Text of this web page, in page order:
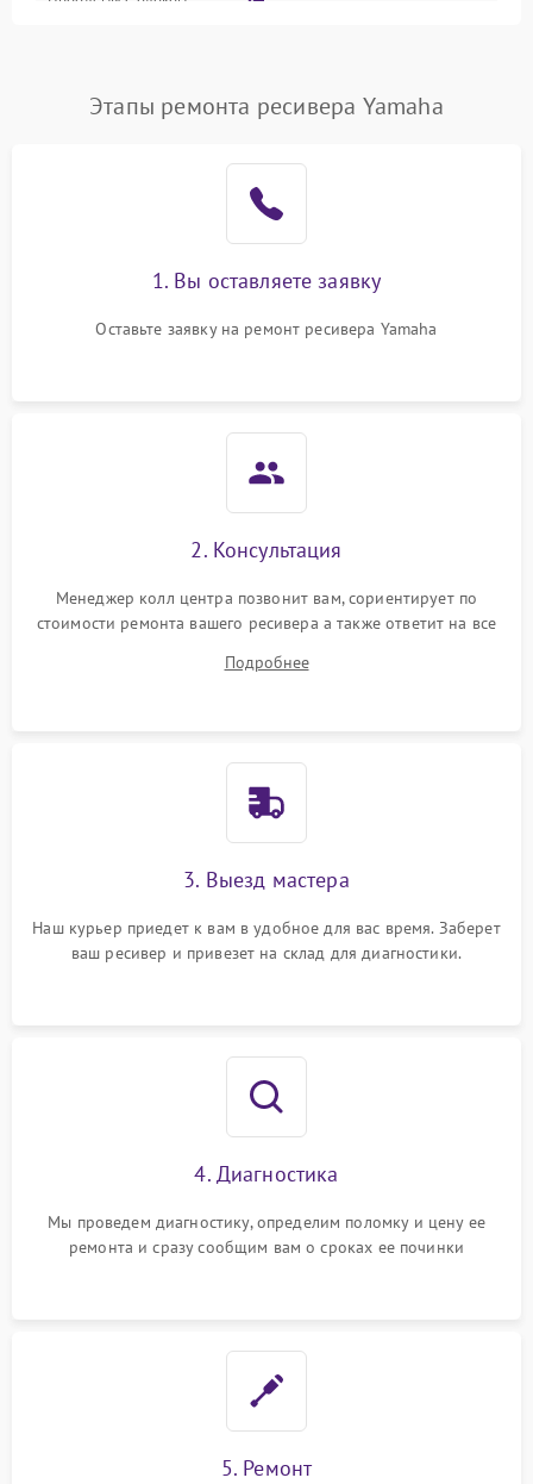
Этапы ремонта ресивера Yamaha
1. Вы оставляете заявку
Оставьте заявку на ремонт ресивера Yamaha
2. Консультация
Менеджер колл центра позвонит вам, сориентирует по
стоимости ремонта вашего ресивера а также ответит на все
Подробнее
3. Выезд мастера
Наш курьер приедет к вам в удобное для вас время. Заберет
ваш ресивер и привезет на склад для диагностики.
4. Диагностика
Мы проведем диагностику, определим поломку и цену ее
ремонта и сразу сообщим вам о сроках ее починки
5. Ремонт